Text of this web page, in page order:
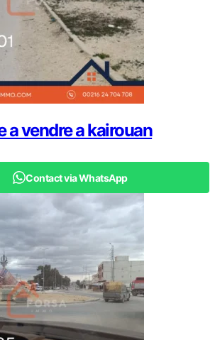
a vendre a kairouan
Contact via WhatsApp